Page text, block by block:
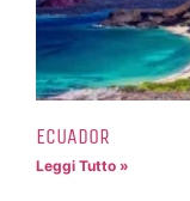
ECUADOR
Leggi Tutto »